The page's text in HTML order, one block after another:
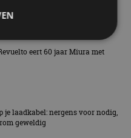
eert 60 jaar Miura met
je laadkabel: nergens voor nodig,
geweldig
website mogelijk, zoals
De
gebruikt zonder de